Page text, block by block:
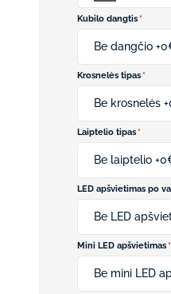
Kubilo dangtis*
Be dangčio
Krosnelės tipas*
Be krosnelės
Laiptelio tipas*
Be laiptelio
LED apšvietimas po
Be LED
Mini LED apšvietimas*
Be mini LED